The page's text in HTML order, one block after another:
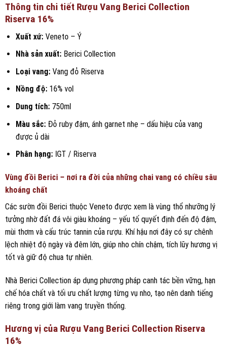
Thông tin chi tiết Rượu Vang Berici Collection
Riserva 16%
Xuất xứ:Veneto – Ý
Nhà sản xuất:Berici Collection
Loại vang:Vang đỏ Riserva
Nồng độ:16% vol
Dung tích:750ml
Màu sắc:Đỏ ruby đậm, ánh garnet nhẹ – dấu hiệu của vang
được ủ dài
Phân hạng:IGT / Riserva
Vùng đồi Berici – nơi ra đời của những chai vang có chiều sâu
khoáng chất
Các sườn đồi Berici thuộc Veneto được xem là vùng thổ nhưỡng lý
tưởng nhờ đất đá vôi giàu khoáng – yếu tố quyết định đến độ đậm,
mùi thơm và cấu trúc tannin của rượu. Khí hậu nơi đây có sự chênh
lệch nhiệt độ ngày và đêm lớn, giúp nho chín chậm, tích lũy hương vị
tốt và giữ độ chua tự nhiên.
Nhà Berici Collection áp dụng phương pháp canh tác bền vững, hạn
chế hóa chất và tối ưu chất lượng từng vụ nho, tạo nên danh tiếng
riêng trong giới làm vang truyền thống.
Hương vị của Rượu Vang Berici Collection Riserva
16%